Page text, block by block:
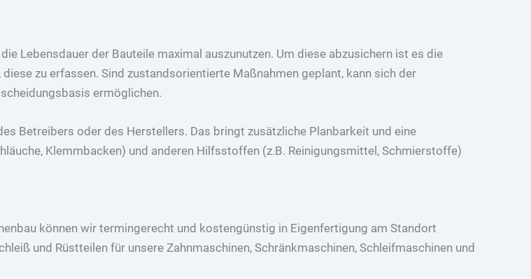
Lebensdauer der Bauteile maximal auszunutzen. Um diese abzusichern ist es die
zu erfassen. Sind zustandsorientierte Maßnahmen geplant, kann sich der
ermöglichen.
Betreibers oder des Herstellers. Das bringt zusätzliche Planbarkeit und eine
Klemmbacken) und anderen Hilfsstoffen (z.B. Reinigungsmittel, Schmierstoffe)
können wir termingerecht und kostengünstig in Eigenfertigung am Standort
und Rüstteilen für unsere Zahnmaschinen, Schränkmaschinen, Schleifmaschinen und